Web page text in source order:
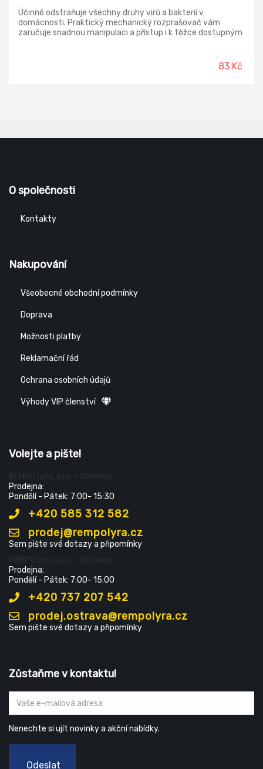
Účinně odstraňuje všechny druhy virů a bakterií v
domácnosti. Praktický mechanický rozprašovač vám
zaručuje snadnou manipulaci a přístup i k těžce dostupným
83 Kč
O společnosti
Kontakty
Nakupování
Všeobecné obchodní podmínky
Doprava
Možnosti platby
Reklamační řád
Ochrana osobních údajů
Výhody VIP členství
Volejte a pište!
ŘEMPO Lyra, s.r.o. - Olomouc
Prodejna:
Pondělí - Pátek: 7:00- 15:30
+420 585 312 582
prodej@rempolyra.cz
Sem pište své dotazy a připomínky
ŘEMPO Lyra, s.r.o. - Ostrava
Prodejna:
Pondělí - Pátek: 7:00- 15:00
+420 737 207 542
prodej.ostrava@rempolyra.cz
Sem pište své dotazy a připomínky
Zůstaňme v kontaktu!
Nenechte si ujít novinky a akční nabídky.
Odeslat